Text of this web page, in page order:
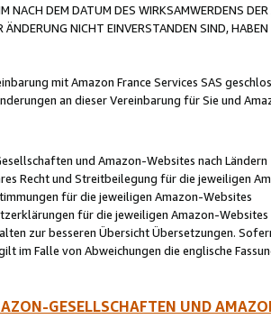
NACH DEM DATUM DES WIRKSAMWERDENS
ÄNDERUNG NICHT EINVERSTANDEN SIND,
mit Amazon France Services SAS
an dieser Vereinbarung für Sie und
und Amazon-Websites nach Ländern
Recht und Streitbeilegung für die jeweiligen
für die jeweiligen Amazon-Websites
für die jeweiligen Amazon-Websites
zur besseren Übersicht Übersetzungen.
im Falle von Abweichungen die englische
GESELLSCHAFTEN UND